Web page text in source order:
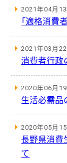
2021年04月13
「適格消費
2021年03月22
消費者行政
2020年06月19
生活必需品
2020年05月15
長野県消費
て